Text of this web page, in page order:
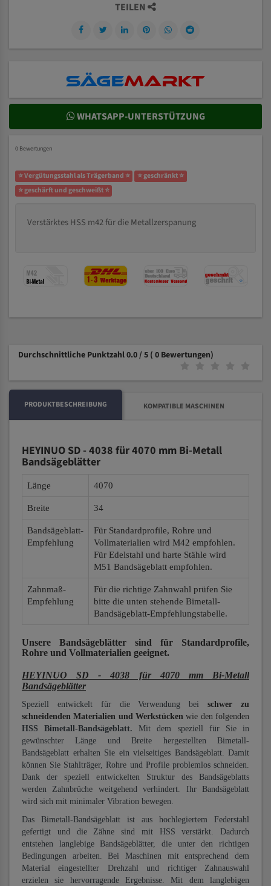
TEILEN
WHATSAPP-UNTERSTÜTZUNG
0 Bewertungen
⭐ Vergütungsstahl als Trägerband ⭐
⭐ geschränkt ⭐
⭐ geschärft und geschweißt ⭐
Verstärktes HSS m42 für die Metallzerspanung
Durchschnittliche Punktzahl 0.0 / 5 ( 0 Bewertungen)
PRODUKTBESCHREIBUNG KOMPATIBLE MASCHINEN
HEYINUO SD - 4038 für 4070 mm Bi-Metall
Bandsägeblätter
Länge 4070
Breite 34
Bandsägeblatt-
Empfehlung
Für Standardprofile, Rohre und
Vollmaterialien wird M42 empfohlen.
Für Edelstahl und harte Stähle wird
M51 Bandsägeblatt empfohlen.
Zahnmaß-
Empfehlung
Für die richtige Zahnwahl prüfen Sie
bitte die unten stehende Bimetall-
Bandsägeblatt-Empfehlungstabelle.
Unsere Bandsägeblätter sind für Standardprofile,
Rohre und Vollmaterialien geeignet.
HEYINUO SD - 4038 für 4070 mm Bi-Metall
Bandsägeblätter
Speziell entwickelt für die Verwendung beischwer zu
schneidenden Materialien und Werkstücken wie den folgenden
HSS Bimetall-Bandsägeblatt. Mit dem speziell für Sie in
gewünschter Länge und Breite hergestellten Bimetall-
Bandsägeblatt erhalten Sie ein vielseitiges Bandsägeblatt. Damit
können Sie Stahlträger, Rohre und Profile problemlos schneiden.
Dank der speziell entwickelten Struktur des Bandsägeblatts
werden Zahnbrüche weitgehend verhindert. Ihr Bandsägeblatt
wird sich mit minimaler Vibration bewegen.
Das Bimetall-Bandsägeblatt ist aus hochlegiertem Federstahl
gefertigt und die Zähne sind mit HSS verstärkt. Dadurch
entstehen langlebige Bandsägeblätter, die unter den richtigen
Bedingungen arbeiten. Bei Maschinen mit entsprechend dem
Material eingestellter Drehzahl und richtiger Zahnauswahl
erzielen sie hervorragende Ergebnisse. Mit dem langlebigen